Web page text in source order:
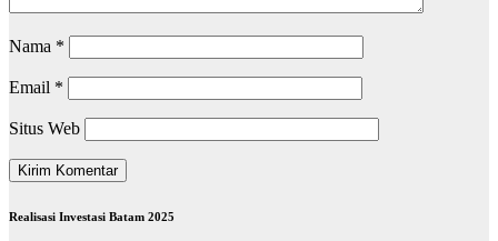
Nama *
Email *
Situs Web
Realisasi Investasi Batam 2025